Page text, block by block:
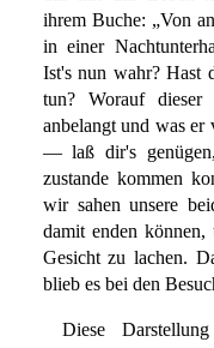
ihrem Buche: „Von
in einer
Ist's nun wahr? Hast
tun? Worauf dieser
anbelangt und was
— laß dir's
zustande kommen
wir sahen unsere
damit enden
Gesicht zu lachen.
blieb es bei den
Diese